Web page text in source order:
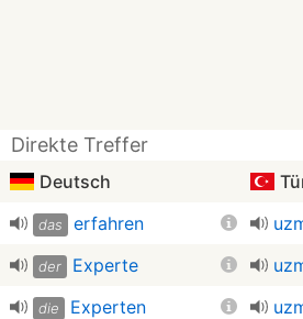
Direkte Treffer
Deutsch
das erfahren
der Experte
die Experten